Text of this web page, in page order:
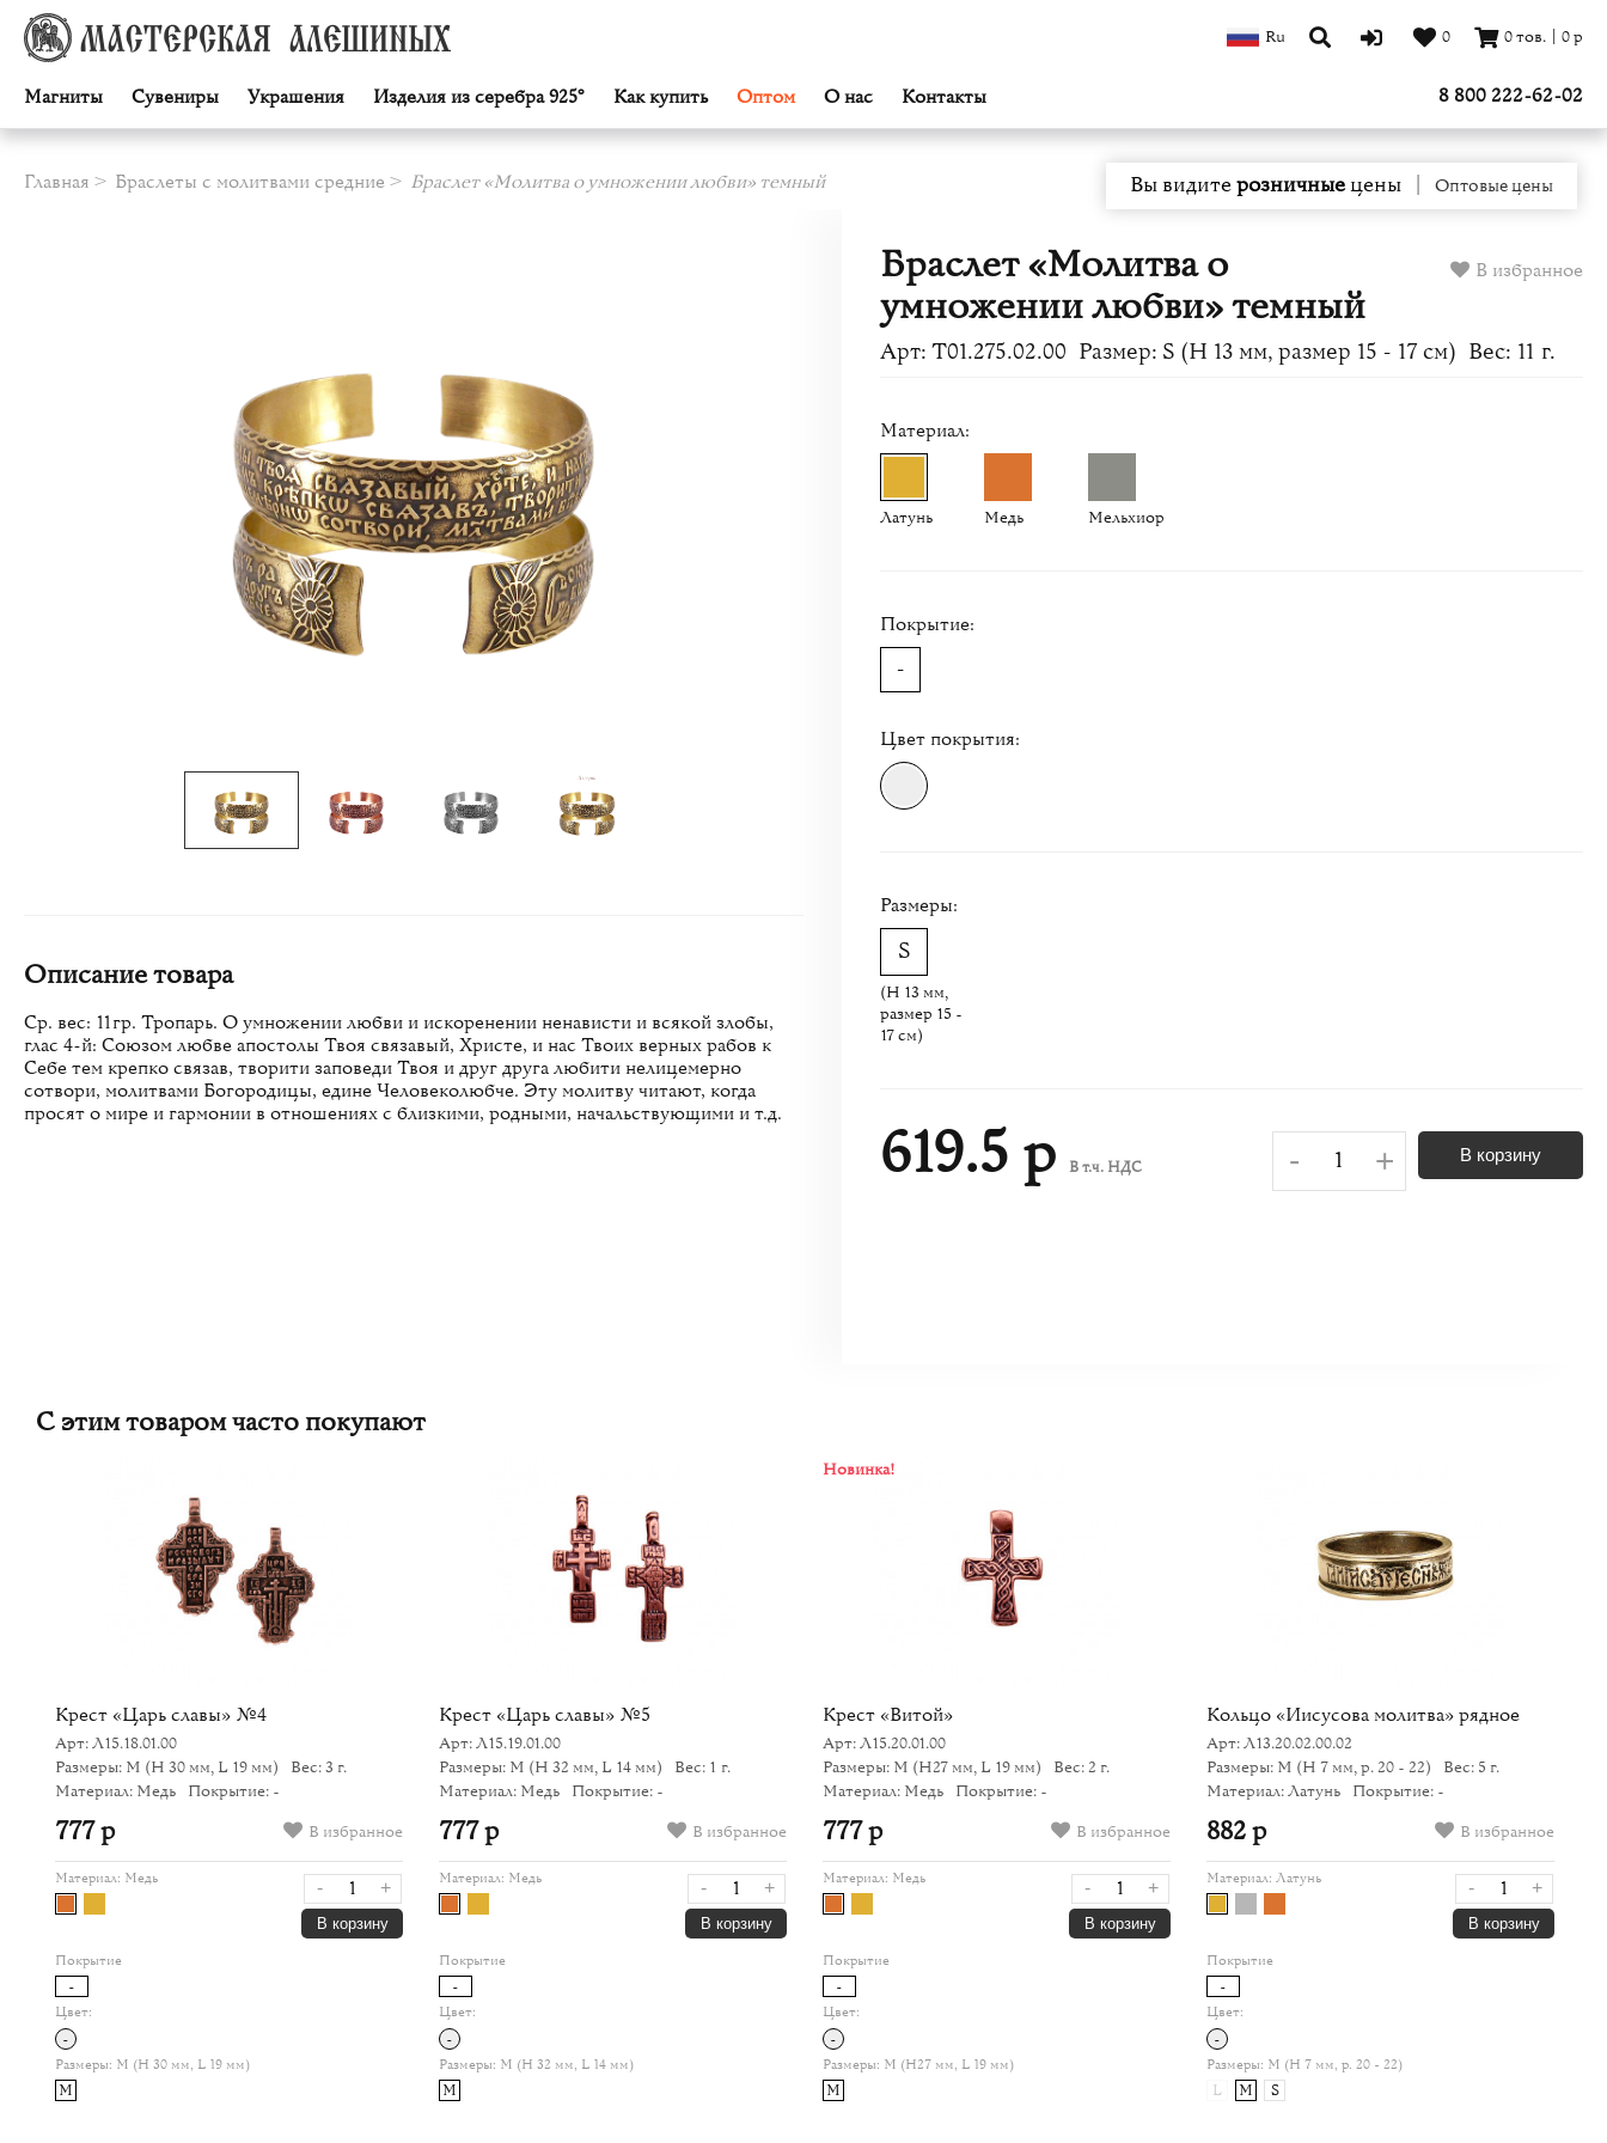
Магниты Сувениры Украшения Изделия из серебра 925° Как купить Оптом О нас Контакты
Ru 0 0тов. 0р
8 800 222-62-02
Главная Браслеты с молитвами средние Браслет «Молитва о умножении любви» темный Вы видитерозничныецены Оптовые цены
Описание товара
Ср. вес: 11гр. Тропарь. О умножении любви и искоренении ненависти и всякой злобы,
глас 4-й: Союзом любве апостолы Твоя связавый, Христе, и нас Твоих верных рабов к
Себе тем крепко связав, творити заповеди Твоя и друг друга любити нелицемерно
сотвори, молитвами Богородицы, едине Человеколюбче. Эту молитву читают, когда
просят о мире и гармонии в отношениях с близкими, родными, начальствующими и т.д.
В избранное
Браслет «Молитва о
умножении любви» темный
Арт: Т01.275.02.00 Размер: S (H 13 мм, размер 15 - 17 см) Вес: 11 г.
Материал:
Латунь Медь Мельхиор
Покрытие:
-
Цвет покрытия:
Размеры:
(H 13 мм,
размер 15 -
17 см)
619.5 р В т.ч. НДС - + В корзину
С этим товаром часто покупают
Крест «Царь славы» №4
Арт: Л15.18.01.00
Размеры: M (H 30 мм, L 19 мм)
Вес: 3 г.
Материал: Медь
Покрытие: -
В избранное
777 р
Материал: Медь - +
В корзину
Покрытие
-
Цвет:
-
Размеры: M (H 30 мм, L 19 мм)
M
Крест «Царь славы» №5
Арт: Л15.19.01.00
Размеры: M (H 32 мм, L 14 мм)
Вес: 1 г.
Материал: Медь
Покрытие: -
В избранное
777 р
Материал: Медь - +
В корзину
Покрытие
-
Цвет:
-
Размеры: M (H 32 мм, L 14 мм)
M
Новинка!
Крест «Витой»
Арт: Л15.20.01.00
Размеры: M (H27 мм, L 19 мм)
Вес: 2 г.
Материал: Медь
Покрытие: -
В избранное
777 р
Материал: Медь - +
В корзину
Покрытие
-
Цвет:
-
Размеры: M (H27 мм, L 19 мм)
M
Кольцо «Иисусова молитва» рядное
Арт: Л13.20.02.00.02
Размеры: M (H 7 мм, р. 20 - 22)
Вес: 5 г.
Материал: Латунь
Покрытие: -
В избранное
882 р
Материал: Латунь - +
В корзину
Покрытие
-
Цвет:
-
Размеры: M (H 7 мм, р. 20 - 22)
L M S